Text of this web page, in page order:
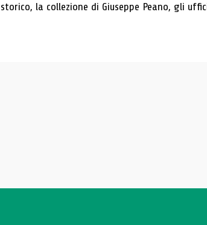
storico, la collezione di Giuseppe Peano, gli